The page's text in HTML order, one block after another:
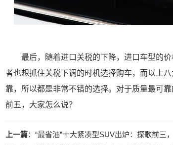
最后，随着进口关税的下降，进口车型的
者也想抓住关税下调的时机选择购车，而以上
靠，所以都是非常不错的选择。对于质量最可
前五，大家怎么说？
上一篇： “最省油”十大紧凑型SUV出炉：探歌前三